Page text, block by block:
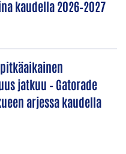
kaudella 2026–2027
jatkuu – Gatorade
arjessa kaudella